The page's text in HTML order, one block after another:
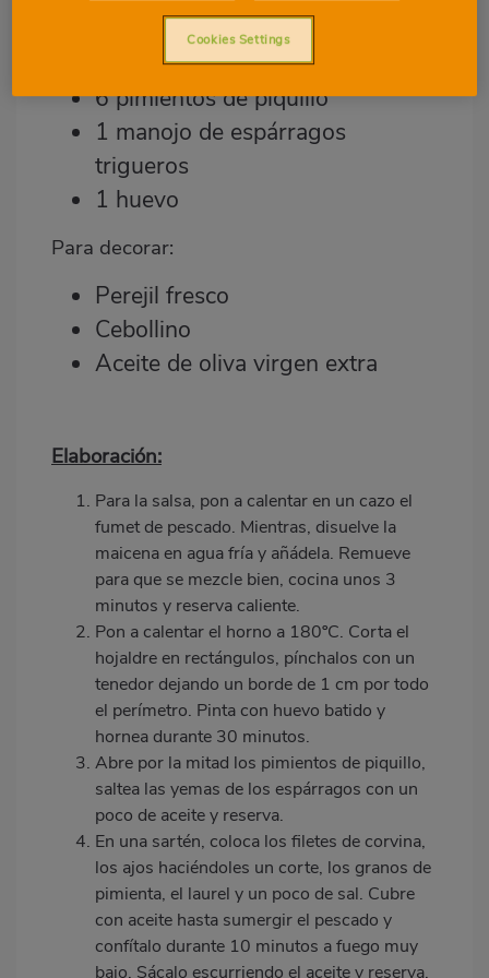
Para el hojaldre:
Masa de hojaldre rectangular
6 pimientos de piquillo
1 manojo de espárragos
trigueros
1 huevo
Para decorar:
Perejil fresco
Cebollino
Aceite de oliva virgen extra
Elaboración:
Para la salsa, pon a calentar en un cazo el
fumet de pescado. Mientras, disuelve la
maicena en agua fría y añádela. Remueve
para que se mezcle bien, cocina unos 3
minutos y reserva caliente.
Pon a calentar el horno a 180ºC. Corta el
hojaldre en rectángulos, pínchalos con un
tenedor dejando un borde de 1 cm por todo
el perímetro. Pinta con huevo batido y
hornea durante 30 minutos.
Abre por la mitad los pimientos de piquillo,
saltea las yemas de los espárragos con un
poco de aceite y reserva.
En una sartén, coloca los filetes de corvina,
los ajos haciéndoles un corte, los granos de
pimienta, el laurel y un poco de sal. Cubre
con aceite hasta sumergir el pescado y
confítalo durante 10 minutos a fuego muy
bajo. Sácalo escurriendo el aceite y reserva.
Cookies Settings